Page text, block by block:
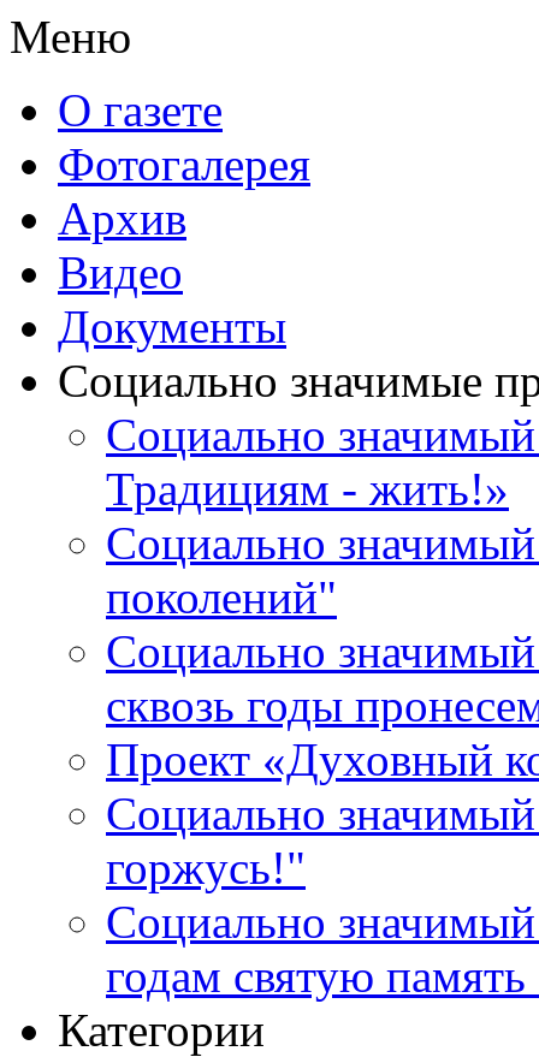
Меню
О газете
Фотогалерея
Архив
Видео
Документы
Социально значимые
Социально
Традициям - жить!»
Социально значимый
поколений"
Социально
сквозь годы
Проект «Духовный
Социально
горжусь!"
Социально
годам святую
Категории